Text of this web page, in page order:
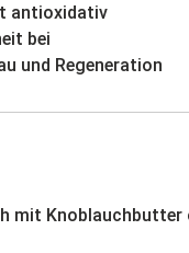
antioxidativ
bei
und Regeneration
mit Knoblauchbutter